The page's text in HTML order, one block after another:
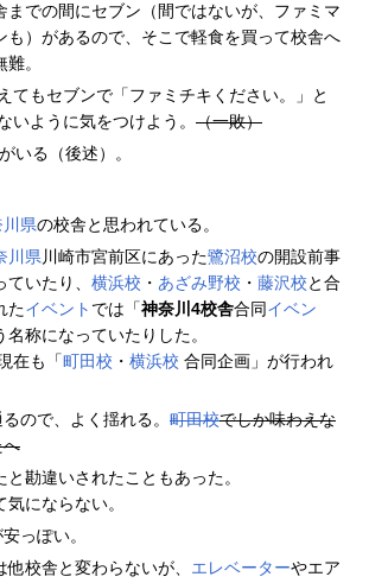
までの間にセブン（間ではないが、ファミマ
も）があるので、そこで軽食を買って校舎へ
。
てもセブンで「ファミチキください。」と
いように気をつけよう。 （一敗）
いる（後述）。
県の校舎と思われている。
川県 川崎市宮前区にあった鷺沼校の開設前事
いたり、 横浜校 ・ あざみ野校 ・ 藤沢校と合
たイベント では「神奈川4校舎合同イベン
名称になっていたりした。
在も「町田校 ・ 横浜校 合同企画」が行われ
ので、よく揺れる。 町田校でしか味わえな
へ
と勘違いされたこともあった。
にならない。
っぽい。
他校舎と変わらないが、 エレベーターやエア